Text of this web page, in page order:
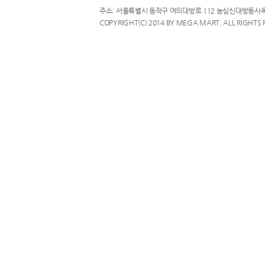
주소: 서울특별시 동작구 여의대방로 112 농심신대방동
COPYRIGHT(C) 2014 BY MEGA MART. ALL RIGHTS